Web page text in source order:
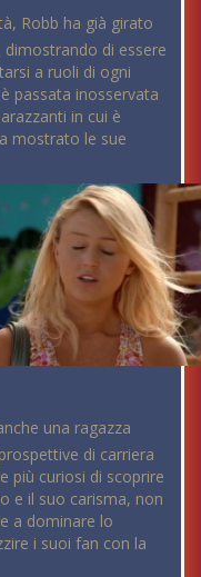
Robb ha già girato
di essere
a ruoli di ogni
passata inosservata
in cui è
mostrato le sue
una ragazza
di carriera
più curiosi di scoprire
e il suo carisma, non
a dominare lo
i suoi fan con la